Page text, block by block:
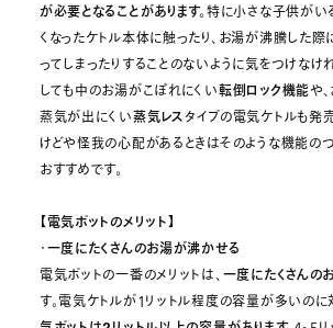
が必要となることがあります。特に小さな子供がい
くなったケトル本体に触ったり、お湯が沸騰した
ってしまったりすることのないように気をつけなけ
しても中のお湯がこぼれにくい転倒ロック機能や
蒸気が出にくい蒸気レスタイプの電気ケトルも発
けどや怪我の心配があるときはそのような機能の
おすすめです。
【電気ポットのメリット】
・一度にたくさんのお湯が沸かせる
電気ポットの一番のメリットは、一度にたくさんの
す。電気ケトルが1リットル程度の容量が多いのに